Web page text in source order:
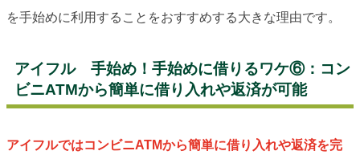
を手始めに利用することをおすすめする大きな理由です。
アイフル 手始め！手始めに借りるワケ⑥：コン
ビニATMから簡単に借り入れや返済が可能
アイフルではコンビニATMから簡単に借り入れや返済を完